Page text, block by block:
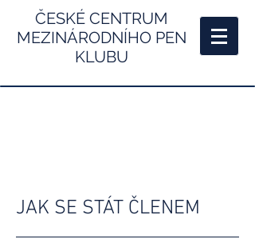
ČESKÉ CENTRUM
MEZINÁRODNÍHO PEN
KLUBU
JAK SE STÁT ČLENEM